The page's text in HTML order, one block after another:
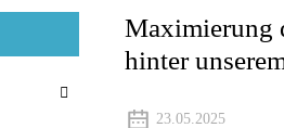
Maximierung
hinter
23.05.2025